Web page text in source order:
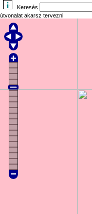
Keresés
útvonalat akarsz tervezni